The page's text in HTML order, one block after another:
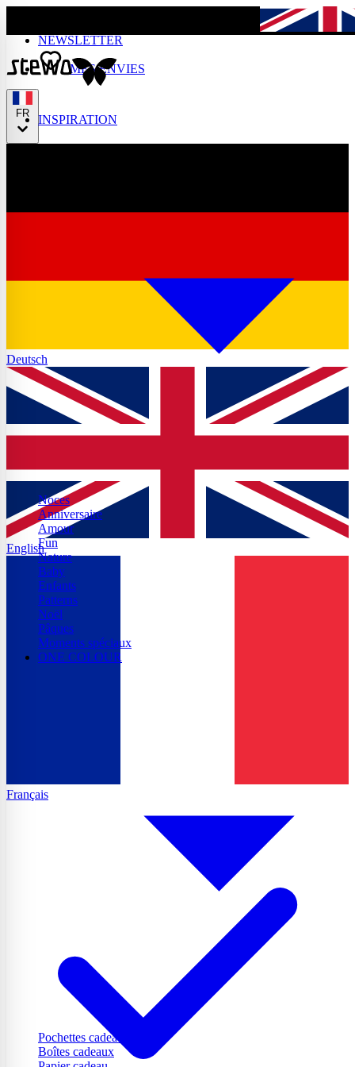
INSPIRATION
Noces
Anniversaire
Amour
Fun
Nature
Baby
Enfants
Patterns
Noël
Pâques
Moments spéciaux
ONE COLOUR
Pochettes cadeaux
Boîtes cadeaux
NEWSLETTER
MES ENVIES
FR
Deutsch
English
Français